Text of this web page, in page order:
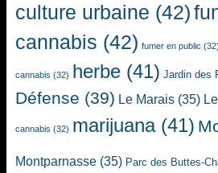
culture urbaine (42)
cannabis (42) fumer en public (32)
cannabis (32) herbe (41) Jardin des
Défense (39) Le Marais (35)
cannabis (32) marijuana(41)
Montparnasse (35) Parc des Buttes-